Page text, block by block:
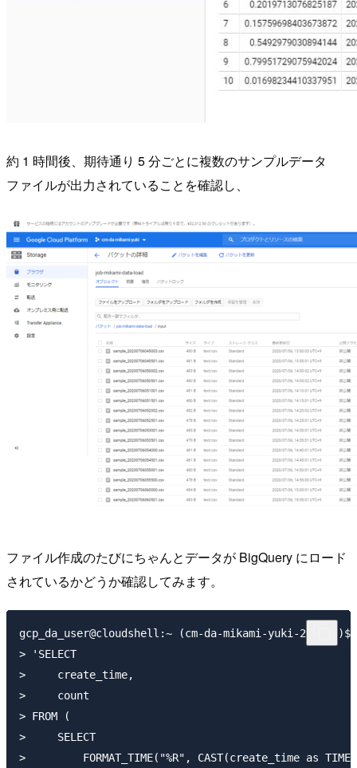
約 1 時間後、期待通り 5 分ごとに複数のサンプルデータ
ファイルが出力されていることを確認し、
ファイル作成のたびにちゃんとデータが BigQuery にロード
されているかどうか確認してみます。
gcp_da_user@cloudshell:~ (cm-da-mikami-yuki-
> 'SELECT
>     create_time,
>     count
> FROM (
>     SELECT
>         FORMAT_TIME("%R", CAST(create_time as